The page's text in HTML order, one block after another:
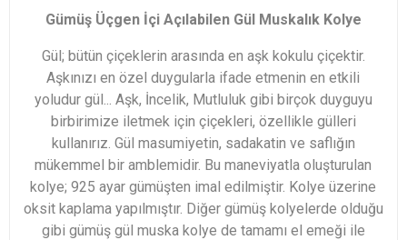
Gümüş Üçgen İçi Açılabilen Gül Muskalık Kolye
Gül; bütün çiçeklerin arasında en aşk kokulu çiçektir.
Aşkınızı en özel duygularla ifade etmenin en etkili
yoludur gül... Aşk, İncelik, Mutluluk gibi birçok duyguyu
birbirimize iletmek için çiçekleri, özellikle gülleri
kullanırız. Gül masumiyetin, sadakatin ve saflığın
mükemmel bir amblemidir. Bu maneviyatla oluşturulan
kolye; 925 ayar gümüşten imal edilmiştir. Kolye üzerine
oksit kaplama yapılmıştır. Diğer gümüş kolyelerde olduğu
gibi gümüş gül muska kolye de tamamı el emeği ile